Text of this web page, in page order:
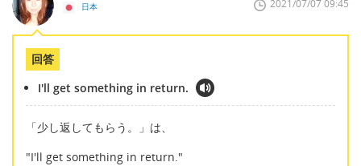
日本 2021/07/07 09:45
回答
I'll get something in return.
「少し返してもらう。」は、
"I'll get something in return."